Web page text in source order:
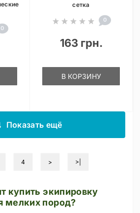
0
сетка
0
163 грн.
В КОРЗИНУ
Показать ещё
4 > >|
купить экипировку
мелких пород?